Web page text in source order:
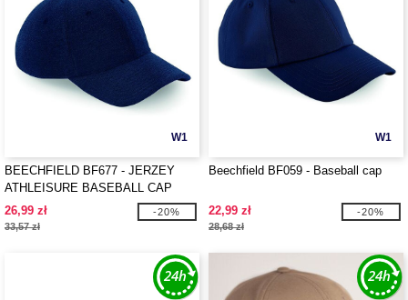
W1
BEECHFIELD BF677 - JERZEY
ATHLEISURE BASEBALL CAP
26,99 zł
33,57 zł
-20%
W1
Beechfield BF059 - Baseball cap
22,99 zł
28,68 zł
-20%